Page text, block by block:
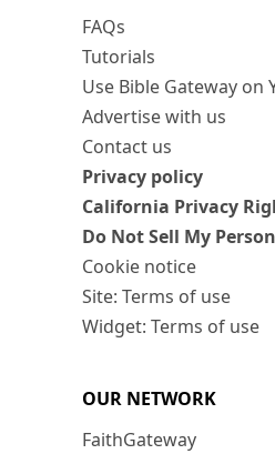
FAQs
Tutorials
Use Bible Gateway on
Advertise with us
Contact us
Privacy policy
California Privacy
Do Not Sell My
Cookie notice
Site: Terms of use
Widget: Terms of use
OUR NETWORK
FaithGateway